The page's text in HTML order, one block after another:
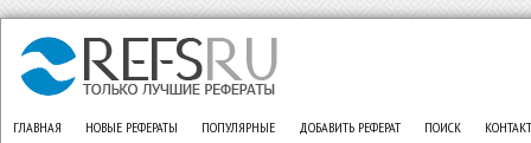
ГЛАВНАЯ НОВЫЕ РЕФЕРАТЫ ПОПУЛЯРНЫЕ ДОБАВИТЬ РЕФЕРАТ ПОИСК